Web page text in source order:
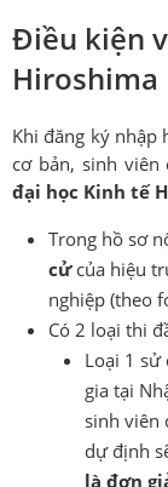
Điều kiện
Hiroshima
Khi đăng ký nhập
cơ bản, sinh
đại học Kinh tế
Trong hồ sơ
cửcủa hiệu
nghiệp (theo
Có 2 loại thi
Loại 1 sử
gia tại
sinh viên
dự định
là đơn